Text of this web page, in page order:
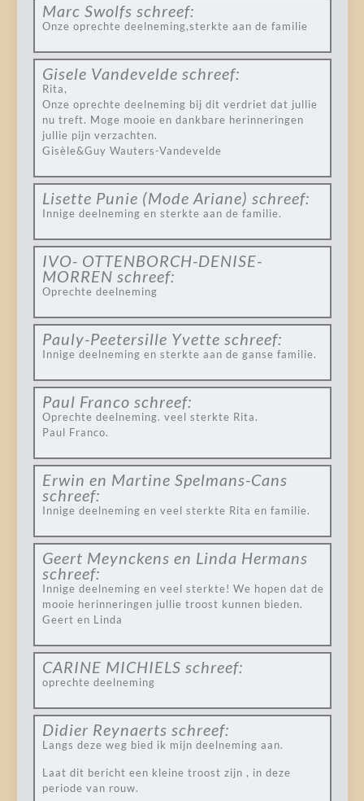
Marc Swolfs schreef:
Onze oprechte deelneming,sterkte aan de familie
Gisele Vandevelde schreef:
Rita,
Onze oprechte deelneming bij dit verdriet dat jullie
nu treft. Moge mooie en dankbare herinneringen
jullie pijn verzachten.
Gisèle&Guy Wauters-Vandevelde
Lisette Punie (Mode Ariane) schreef:
Innige deelneming en sterkte aan de familie.
IVO- OTTENBORCH-DENISE-
MORREN schreef:
Oprechte deelneming
Pauly-Peetersille Yvette schreef:
Innige deelneming en sterkte aan de ganse familie.
Paul Franco schreef:
Oprechte deelneming. veel sterkte Rita.
Paul Franco.
Erwin en Martine Spelmans-Cans
schreef:
Innige deelneming en veel sterkte Rita en familie.
Geert Meynckens en Linda Hermans
schreef:
Innige deelneming en veel sterkte! We hopen dat de
mooie herinneringen jullie troost kunnen bieden.
Geert en Linda
CARINE MICHIELS schreef:
oprechte deelneming
Didier Reynaerts schreef:
Langs deze weg bied ik mijn deelneming aan.
Laat dit bericht een kleine troost zijn , in deze
periode van rouw.